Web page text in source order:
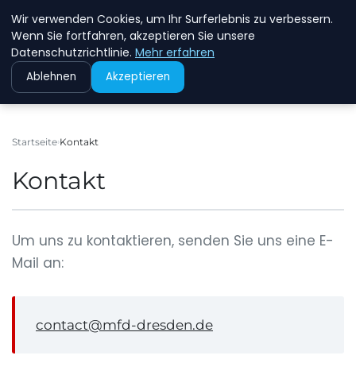
MFD DRESDEN
Startseite Kontakt
Kontakt
Um uns zu kontaktieren, senden Sie uns eine E-
Mail an:
contact@mfd-dresden.de
Wir verwenden Cookies, um Ihr Surferlebnis zu verbessern.
Wenn Sie fortfahren, akzeptieren Sie unsere
Datenschutzrichtlinie. Mehr erfahren
Ablehnen Akzeptieren